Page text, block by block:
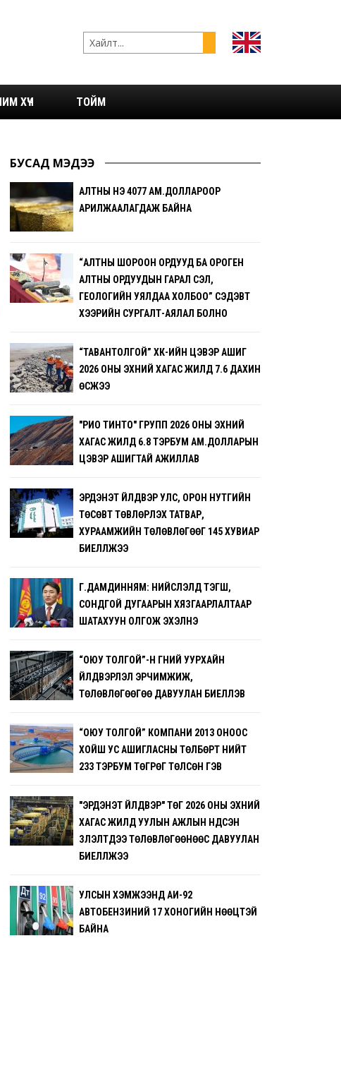
ХҮЧ ТОЙМ
БУСАД МЭДЭЭ
АЛТНЫ ҮНЭ 4077 АМ.ДОЛЛАРООР
АРИЛЖААЛАГДАЖ БАЙНА
“АЛТНЫ ШОРООН ОРДУУД БА ОРОГЕН
АЛТНЫ ОРДУУДЫН ГАРАЛ ҮҮСЭЛ,
ГЕОЛОГИЙН УЯЛДАА ХОЛБОО” СЭДЭВТ
ХЭЭРИЙН СУРГАЛТ-АЯЛАЛ БОЛНО
“ТАВАНТОЛГОЙ” ХК-ИЙН ЦЭВЭР АШИГ
2026 ОНЫ ЭХНИЙ ХАГАС ЖИЛД 7.6 ДАХИН
ӨСЖЭЭ
"РИО ТИНТО" ГРУПП 2026 ОНЫ ЭХНИЙ
ХАГАС ЖИЛД 6.8 ТЭРБУМ АМ.ДОЛЛАРЫН
ЦЭВЭР АШИГТАЙ АЖИЛЛАВ
ЭРДЭНЭТ ҮЙЛДВЭР УЛС, ОРОН НУТГИЙН
ТӨСӨВТ ТӨВЛӨРҮҮЛЭХ ТАТВАР,
ХУРААМЖИЙН ТӨЛӨВЛӨГӨӨГ 145 ХУВИАР
БИЕЛҮҮЛЖЭЭ
Г.ДАМДИННЯМ: НИЙСЛЭЛД ТЭГШ,
СОНДГОЙ ДУГААРЫН ХЯЗГААРЛАЛТААР
ШАТАХУУН ОЛГОЖ ЭХЭЛНЭ
“ОЮУ ТОЛГОЙ”-Н ГҮНИЙ УУРХАЙН
ҮЙЛДВЭРЛЭЛ ЭРЧИМЖИЖ,
ТӨЛӨВЛӨГӨӨГӨӨ ДАВУУЛАН БИЕЛҮҮЛЭВ
“ОЮУ ТОЛГОЙ” КОМПАНИ 2013 ОНООС
ХОЙШ УС АШИГЛАСНЫ ТӨЛБӨРТ НИЙТ
233 ТЭРБУМ ТӨГРӨГ ТӨЛСӨН ГЭВ
"ЭРДЭНЭТ ҮЙЛДВЭР" ТӨҮГ 2026 ОНЫ ЭХНИЙ
ХАГАС ЖИЛД УУЛЫН АЖЛЫН ҮНДСЭН
ҮЗҮҮЛЭЛТҮҮДЭЭ ТӨЛӨВЛӨГӨӨНӨӨС ДАВУУЛАН
БИЕЛҮҮЛЖЭЭ
УЛСЫН ХЭМЖЭЭНД АИ-92
АВТОБЕНЗИНИЙ 17 ХОНОГИЙН НӨӨЦТЭЙ
БАЙНА